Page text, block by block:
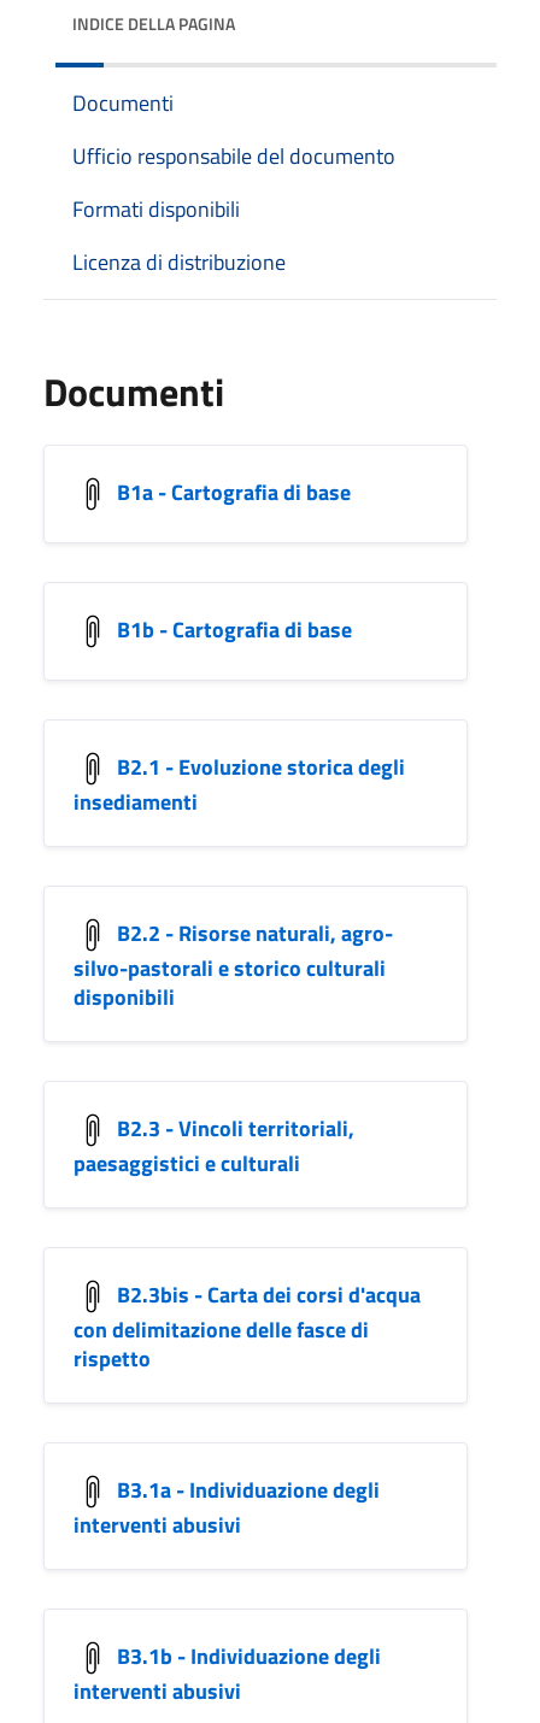
INDICE DELLA PAGINA
Documenti
Ufficio responsabile del documento
Formati disponibili
Licenza di distribuzione
Documenti
B1a - Cartografia di base
B1b - Cartografia di base
B2.1 - Evoluzione storica degli
insediamenti
B2.2 - Risorse naturali, agro-
silvo-pastorali e storico culturali
disponibili
B2.3 - Vincoli territoriali,
paesaggistici e culturali
B2.3bis - Carta dei corsi d'acqua
con delimitazione delle fasce di
rispetto
B3.1a - Individuazione degli
interventi abusivi
B3.1b - Individuazione degli
interventi abusivi